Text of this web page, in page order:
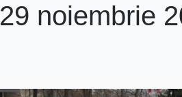
29 noiembrie